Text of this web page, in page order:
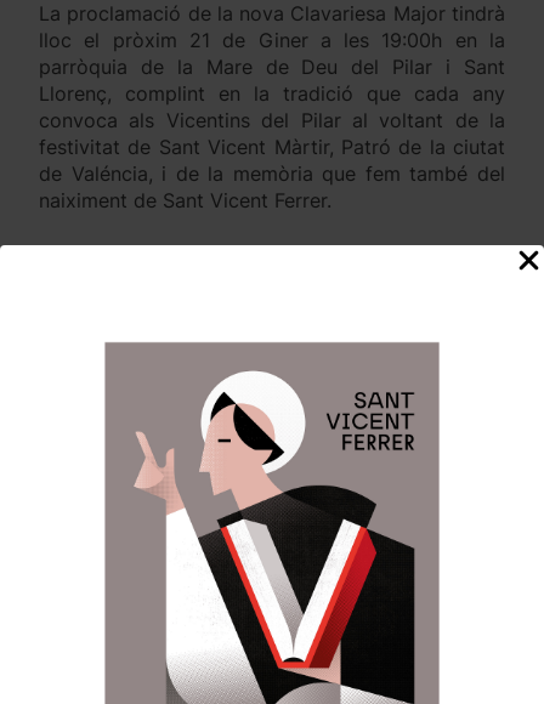
La proclamació de la nova Clavariesa Major tindrà
lloc el pròxim 21 de Giner a les 19:00h en la
parròquia de la Mare de Deu del Pilar i Sant
Llorenç, complint en la tradició que cada any
convoca als Vicentins del Pilar al voltant de la
festivitat de Sant Vicent Màrtir, Patró de la ciutat
de Valéncia, i de la memòria que fem també del
naiximent de Sant Vicent Ferrer.
salut, felicitat i alegria.
Navegación
entradas
Anterior:
Amparo Chova en la
entronización del
nuevo Arzobispo de
Valencia
Siguiente:
Nacimiento de JCV
en la Casa Natalicia.